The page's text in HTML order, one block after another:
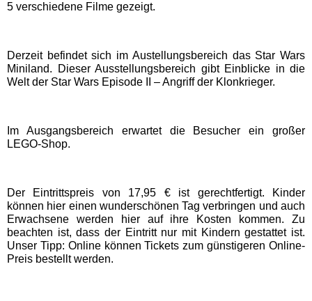
Hessen Freizeitparks
Taunus Wunderland
Niedersachsen
Freizeitparks
Heide Park Resort
5 verschiedene Filme gezeigt.
Derzeit befindet sich im Austellungsbereich das Star Wars
Miniland. Dieser Ausstellungsbereich gibt Einblicke in die
Welt der Star Wars Episode II – Angriff der Klonkrieger.
Im Ausgangsbereich erwartet die Besucher ein großer
LEGO-Shop.
Der Eintrittspreis von 17,95 € ist gerechtfertigt. Kinder
können hier einen wunderschönen Tag verbringen und auch
Erwachsene werden hier auf ihre Kosten kommen. Zu
beachten ist, dass der Eintritt nur mit Kindern gestattet ist.
Unser Tipp: Online können Tickets zum günstigeren Online-
Preis bestellt werden.